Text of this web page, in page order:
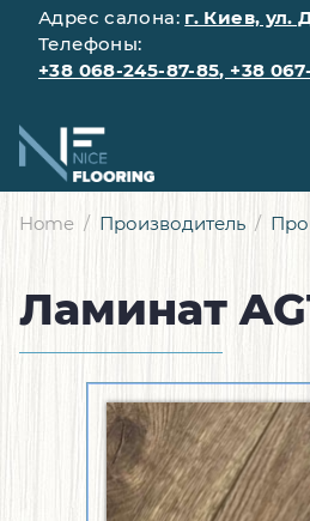
Адрес салона: г. Киев, ул.
Телефоны:
+38 068-245-87-85, +38
Home Производитель
Ламинат